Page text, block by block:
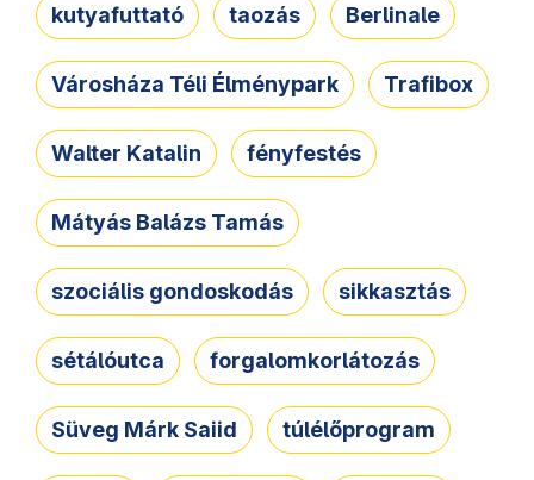
kutyafuttató taozás Berlinale
Városháza Téli Élménypark Trafibox
Walter Katalin fényfestés
Mátyás Balázs Tamás
szociális gondoskodás sikkasztás
sétálóutca forgalomkorlátozás
Süveg Márk Saiid túlélőprogram